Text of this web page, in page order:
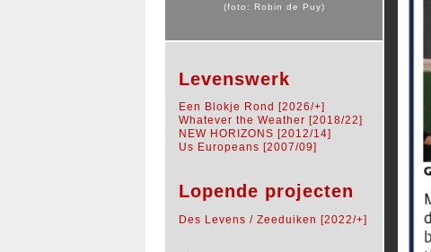
(foto: Robin de Puy)
Levenswerk
Een Blokje Rond [2026/+]
Whatever the Weather [2018/22]
NEW HORIZONS [2012/14]
Us Europeans [2007/09]
Lopende projecten
Des Levens / Zeeduiken [2022/+]